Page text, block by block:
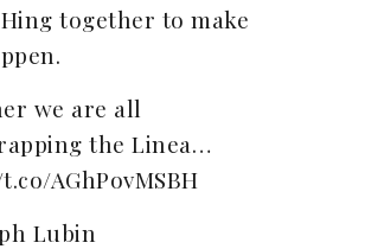
together to make
we are all
the Linea…
AGhPovMSBH
Lubin